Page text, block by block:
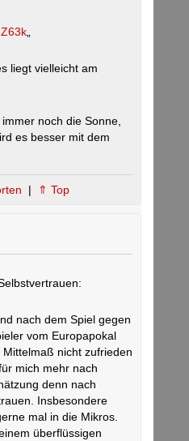
liegt vielleicht am
noch die Sonne,
es besser mit dem
| ⇑ Top
nach dem Spiel gegen
vom Europapokal
nicht zufrieden
mich mehr nach
denn nach
Insbesondere
mal in die Mikros.
überflüssigen